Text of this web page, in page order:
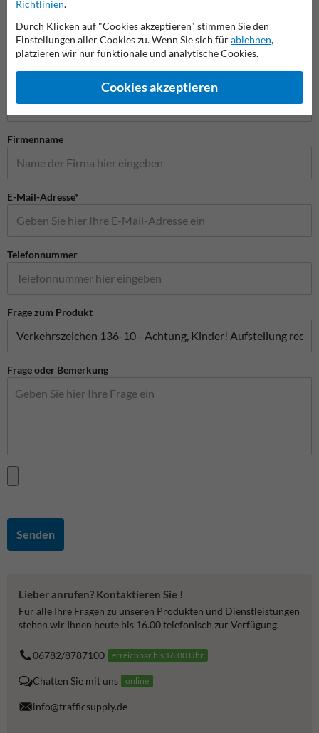
Stellen Sie Ihre Frage an Verkehrsschildkaufen.de
Firmenname
E-Mail-Adresse*
Telefonnummer
Frage zum Produkt
Frage oder Bemerkung
Senden
Lieber anrufen? Kontaktieren Sie !
Für alle Ihre Fragen zu unseren Produkten und Dienstleistungen
stehen wir Ihnen heute bis 16.00 telefonisch zur Verfügung.
06782/8787100 erreichbar bis 16.00 Uhr
Chatten Sie mit uns online
info@trafficsupply.de
Richtlinien.
Durch Klicken auf "Cookies akzeptieren" stimmen Sie den
Einstellungen aller Cookies zu. Wenn Sie sich fürablehnen,
platzieren wir nur funktionale und analytische Cookies.
Cookies akzeptieren